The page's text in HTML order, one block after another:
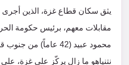
يثق سكان قطاع غزة، الذين أجرى
مقابلات معهم، برئيس حكومة
محمود عبيد (42
نتنياهو ما زال يركّز على غزة، على